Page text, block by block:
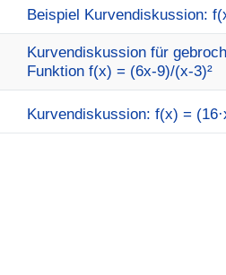
Beispiel Kurvendiskussion:
Kurvendiskussion für
Funktion f(x) = (6x-9)/(x-3)²
Kurvendiskussion: f(x) =